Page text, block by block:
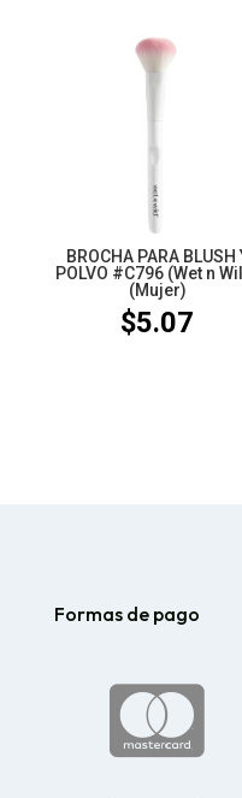
BROCHA PARA BLUSH
POLVO #C796 (Wet n
(Mujer)
$5.07
Formas de pago
